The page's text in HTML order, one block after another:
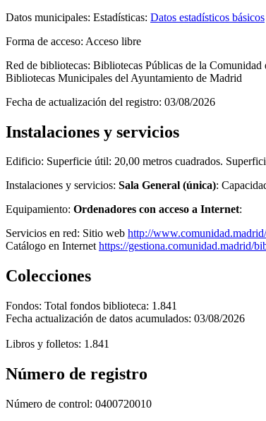
Datos municipales: Estadísticas: Datos estadísticos básicos
Forma de acceso: Acceso libre
Red de bibliotecas: Bibliotecas Públicas de la Comunidad
Bibliotecas Municipales del Ayuntamiento de Madrid
Fecha de actualización del registro: 03/08/2026
Instalaciones y servicios
Edificio: Superficie útil: 20,00 metros cuadrados.
Instalaciones y servicios: Sala General (única):
Equipamiento: Ordenadores con acceso a Internet:
Servicios en red: Sitio web http://
Catálogo en Internethttps://gestiona.comunidad.madrid/
Colecciones
Fondos: Total fondos biblioteca: 1.841
Fecha actualización de datos acumulados: 03/08/2026
Libros y folletos: 1.841
Número de registro
Número de control: 0400720010